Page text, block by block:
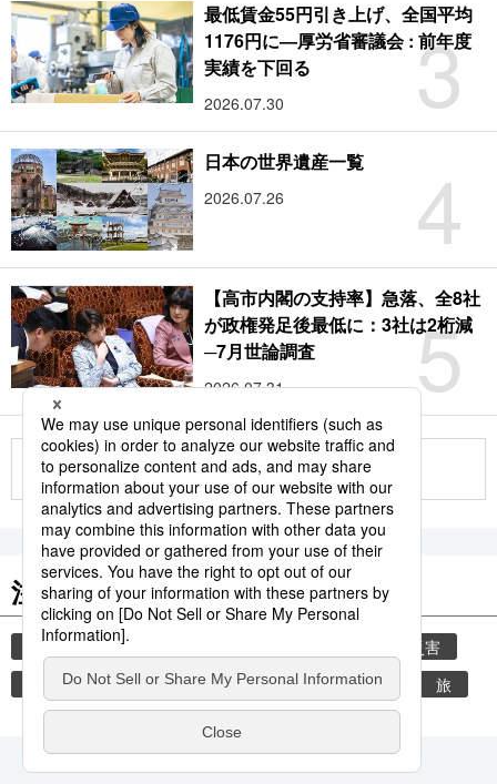
3
最低賃金55円引き上げ、全国平均
1176円に―厚労省審議会 : 前年度
実績を下回る
2026.07.30
4
日本の世界遺産一覧
2026.07.26
5
【高市内閣の支持率】急落、全8社
が政権発足後最低に：3社は2桁減
─7月世論調査
2026.07.31
もっと見る
注目のキーワード
共同通信ニュース
災害
熊本地震
熊本 津波 地震 観光 旅